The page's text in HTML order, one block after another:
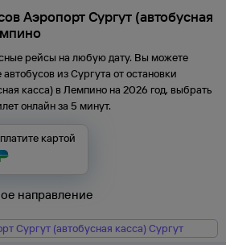
Аэропорт Сургут (автобусная
рейсы на любую дату. Вы можете
автобусов изСургута отостановки
касса) в Лемпино на 2026 год, выбрать
онлайн за 5 минут.
картой
направление
Сургут (автобусная касса) Сургут